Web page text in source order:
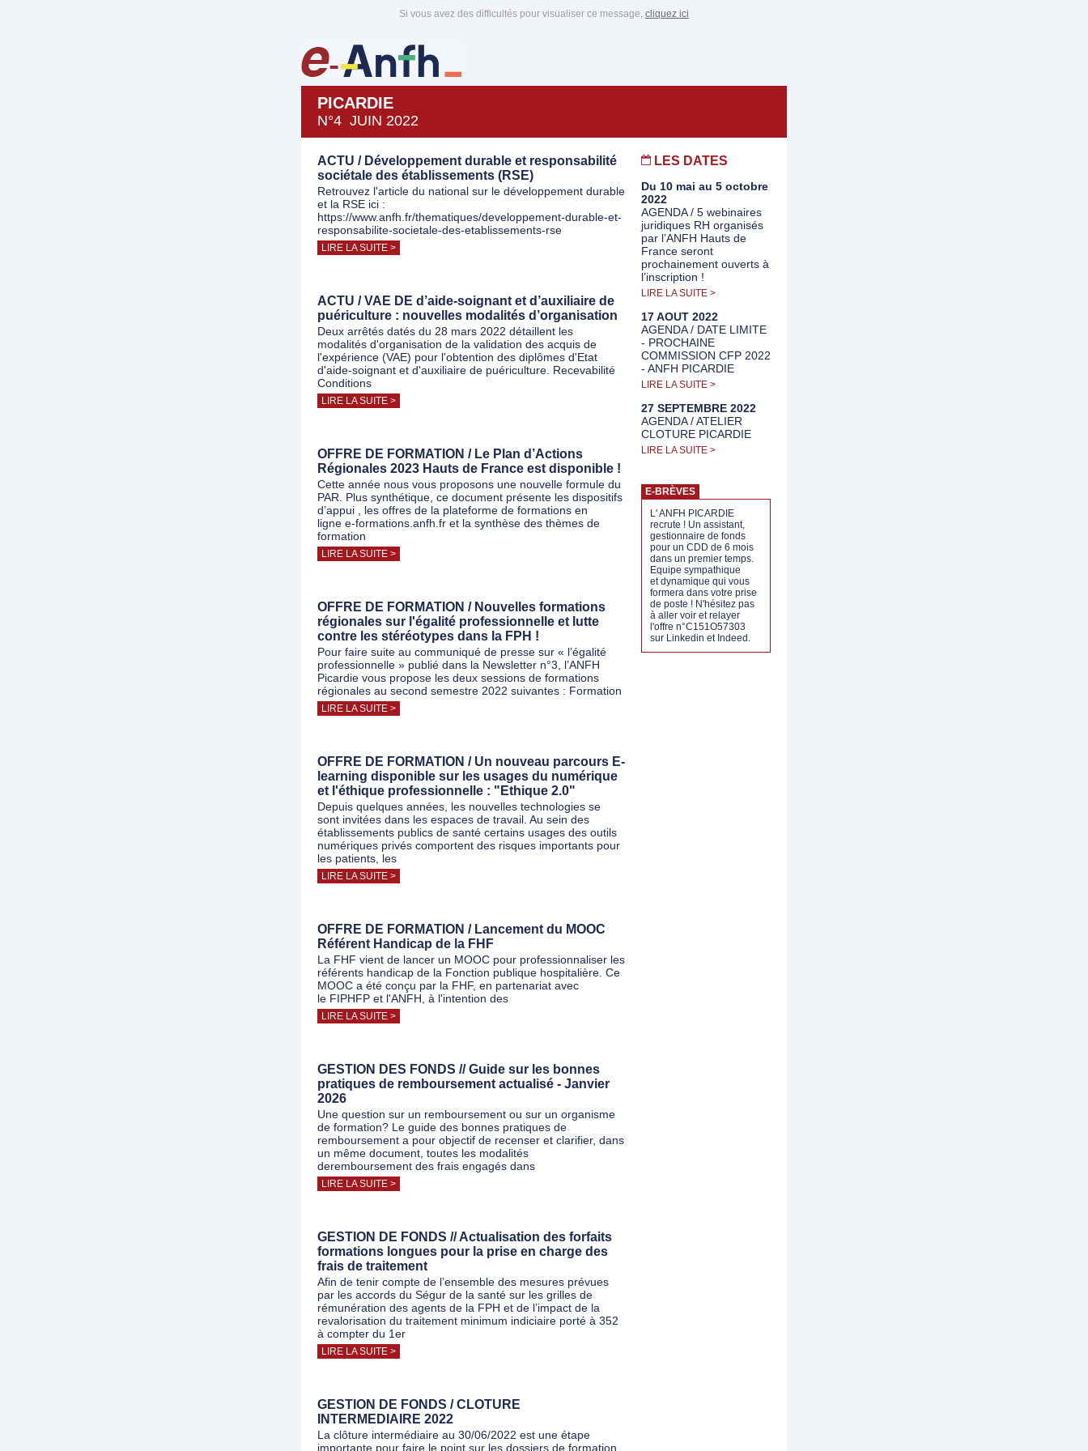
Si vous avez des difficultés pour visualiser ce message, cliquez ici
PICARDIE
N°4 JUIN 2022
ACTU / Développement durable et responsabilité
sociétale des établissements (RSE)
Retrouvez l'article du national sur le développement durable
et la RSE ici :
https://www.anfh.fr/thematiques/developpement-durable-et-
responsabilite-societale-des-etablissements-rse
LIRE LA SUITE >
ACTU / VAE DE d’aide-soignant et d’auxiliaire de
puériculture : nouvelles modalités d’organisation
Deux arrêtés datés du 28 mars 2022 détaillent les
modalités d'organisation de la validation des acquis de
l'expérience (VAE) pour l'obtention des diplômes d'Etat
d'aide-soignant et d'auxiliaire de puériculture. Recevabilité
Conditions
LIRE LA SUITE >
OFFRE DE FORMATION / Le Plan d’Actions
Régionales 2023 Hauts de France est disponible !
Cette année nous vous proposons une nouvelle formule du
PAR. Plus synthétique, ce document présente les dispositifs
d’appui , les offres de la plateforme de formations en
ligne e-formations.anfh.fr et la synthèse des thèmes de
formation
LIRE LA SUITE >
OFFRE DE FORMATION / Nouvelles formations
régionales sur l'égalité professionnelle et lutte
contre les stéréotypes dans la FPH !
Pour faire suite au communiqué de presse sur « l’égalité
professionnelle » publié dans la Newsletter n°3, l’ANFH
Picardie vous propose les deux sessions de formations
régionales au second semestre 2022 suivantes : Formation
LIRE LA SUITE >
OFFRE DE FORMATION / Un nouveau parcours E-
learning disponible sur les usages du numérique
et l'éthique professionnelle : "Ethique 2.0"
Depuis quelques années, les nouvelles technologies se
sont invitées dans les espaces de travail. Au sein des
établissements publics de santé certains usages des outils
numériques privés comportent des risques importants pour
les patients, les
LIRE LA SUITE >
OFFRE DE FORMATION / Lancement du MOOC
Référent Handicap de la FHF
La FHF vient de lancer un MOOC pour professionnaliser les
référents handicap de la Fonction publique hospitalière. Ce
MOOC a été conçu par la FHF, en partenariat avec
le FIPHFP et l'ANFH, à l'intention des
LIRE LA SUITE >
GESTION DES FONDS // Guide sur les bonnes
pratiques de remboursement actualisé - Janvier
2026
Une question sur un remboursement ou sur un organisme
de formation? Le guide des bonnes pratiques de
remboursement a pour objectif de recenser et clarifier, dans
un même document, toutes les modalités
deremboursement des frais engagés dans
LIRE LA SUITE >
GESTION DE FONDS // Actualisation des forfaits
formations longues pour la prise en charge des
frais de traitement
Afin de tenir compte de l’ensemble des mesures prévues
par les accords du Ségur de la santé sur les grilles de
rémunération des agents de la FPH et de l’impact de la
revalorisation du traitement minimum indiciaire porté à 352
à compter du 1er
LIRE LA SUITE >
GESTION DE FONDS / CLOTURE
INTERMEDIAIRE 2022
La clôture intermédiaire au 30/06/2022 est une étape
importante pour faire le point sur les dossiers de formation
LES DATES
Du 10 mai au 5 octobre
2022
AGENDA / 5 webinaires
juridiques RH organisés
par l’ANFH Hauts de
France seront
prochainement ouverts à
l’inscription !
LIRE LA SUITE >
17 AOUT 2022
AGENDA / DATE LIMITE
- PROCHAINE
COMMISSION CFP 2022
- ANFH PICARDIE
LIRE LA SUITE >
27 SEPTEMBRE 2022
AGENDA / ATELIER
CLOTURE PICARDIE
LIRE LA SUITE >
E-BRÈVES
L' ANFH PICARDIE
recrute ! Un assistant,
gestionnaire de fonds
pour un CDD de 6 mois
dans un premier temps.
Equipe sympathique
et dynamique qui vous
formera dans votre prise
de poste ! N'hésitez pas
à aller voir et relayer
l'offre n°C151O57303
sur Linkedin et Indeed.